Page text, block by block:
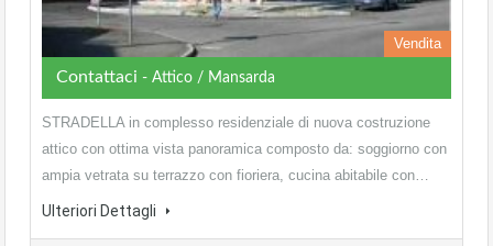
Vendita
Contattaci - Attico / Mansarda
STRADELLA in complesso residenziale di nuova costruzione
attico con ottima vista panoramica composto da: soggiorno con
ampia vetrata su terrazzo con fioriera, cucina abitabile con…
Ulteriori Dettagli